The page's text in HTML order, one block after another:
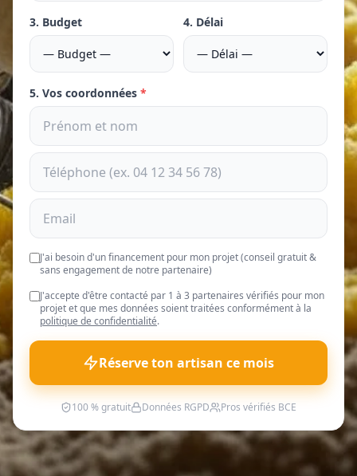
3. Budget 4. Délai
5. Vos coordonnées *
J'ai besoin d'un financement pour mon projet (conseil gratuit &
sans engagement de notre partenaire)
J'accepte d'être contacté par 1 à 3 partenaires vérifiés pour mon
projet et que mes données soient traitées conformément à la
politique de confidentialité.
Réserve ton artisan ce mois
100 % gratuit Données RGPD Pros vérifiés BCE